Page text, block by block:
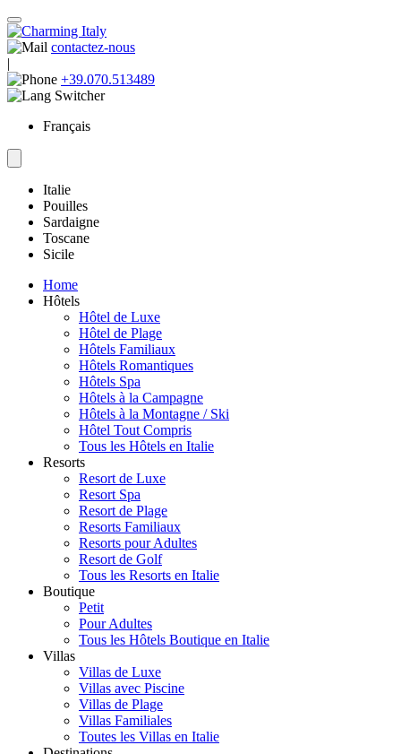
contactez-nous
|
+39.070.513489
Français
Italie
Pouilles
Sardaigne
Toscane
Sicile
Home
Hôtels
Hôtel de Luxe
Hôtel de Plage
Hôtels Familiaux
Hôtels Romantiques
Hôtels Spa
Hôtels à la Campagne
Hôtels à la Montagne / Ski
Hôtel Tout Compris
Tous les Hôtels en Italie
Resorts
Resort de Luxe
Resort Spa
Resort de Plage
Resorts Familiaux
Resorts pour Adultes
Resort de Golf
Tous les Resorts en Italie
Boutique
Petit
Pour Adultes
Tous les Hôtels Boutique en Italie
Villas
Villas de Luxe
Villas avec Piscine
Villas de Plage
Villas Familiales
Toutes les Villas en Italie